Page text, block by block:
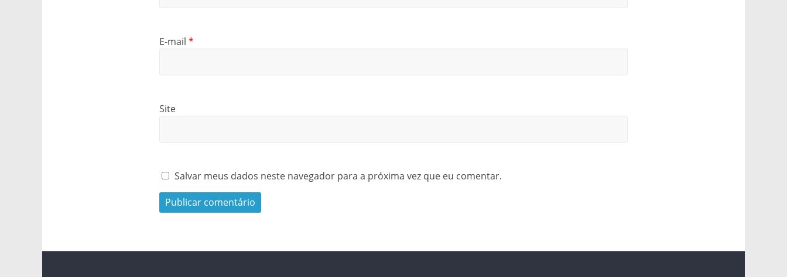
E-mail *
Site
Salvar meus dados neste navegador para a próxima vez que eu comentar.